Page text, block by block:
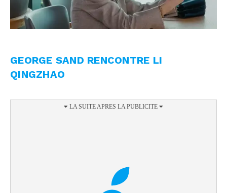
GEORGE SAND RENCONTRE LI
QINGZHAO